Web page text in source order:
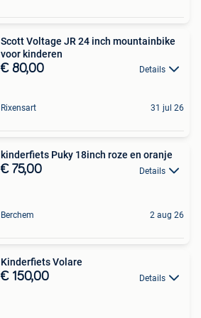
Scott Voltage JR 24 inch mountainbike
voor kinderen
€ 80,00 Details
Rixensart 31 jul 26
kinderfiets Puky 18inch roze en oranje
€ 75,00 Details
Berchem 2 aug 26
Kinderfiets Volare
€ 150,00 Details